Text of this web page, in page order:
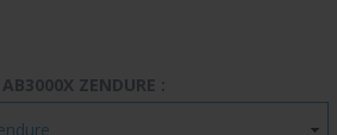
ZENDURE :